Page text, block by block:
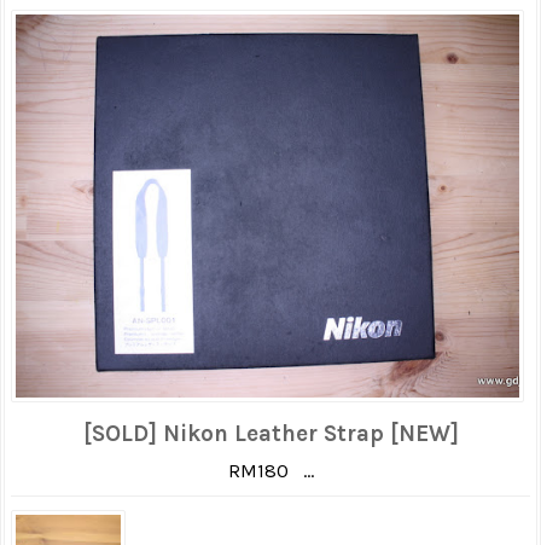
[SOLD] Nikon Leather Strap [NEW]
RM180 ...